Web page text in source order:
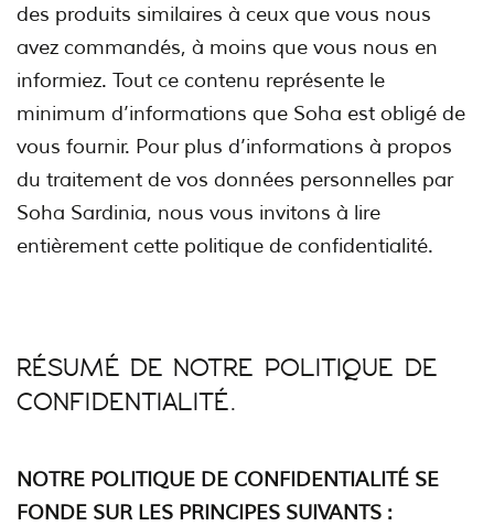
des produits similaires à ceux que vous nous
avez commandés, à moins que vous nous en
informiez. Tout ce contenu représente le
minimum d’informations que Soha est obligé de
vous fournir. Pour plus d’informations à propos
du traitement de vos données personnelles par
Soha Sardinia, nous vous invitons à lire
entièrement cette politique de confidentialité.
RÉSUMÉ DE NOTRE POLITIQUE DE
CONFIDENTIALITÉ.
NOTRE POLITIQUE DE CONFIDENTIALITÉ SE
FONDE SUR LES PRINCIPES SUIVANTS :